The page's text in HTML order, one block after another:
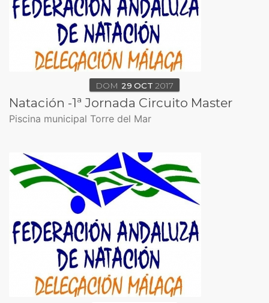
DOM 29 OCT 2017
Natación -1ª Jornada Circuito Master
Piscina municipal Torre del Mar